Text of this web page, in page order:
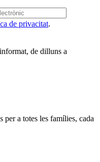
de privacitat.
de dilluns a
per a totes les famílies, cada